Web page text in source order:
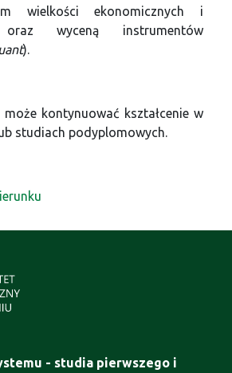
wielkości ekonomicznych i
oraz wyceną instrumentów
).
kontynuować kształcenie w
studiach podyplomowych.
- studia pierwszego i